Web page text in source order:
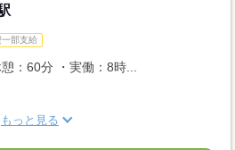
一部支給
：60分 ・実働：8時...
もっと見る